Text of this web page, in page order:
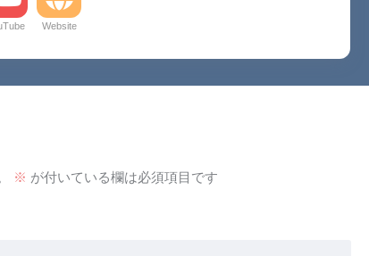
Website
※ が付いている欄は必須項目です